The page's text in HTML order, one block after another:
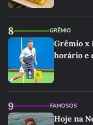
8 GRÊMIO
Grêmio x
horário e
9 FAMOSOS
Hoje na